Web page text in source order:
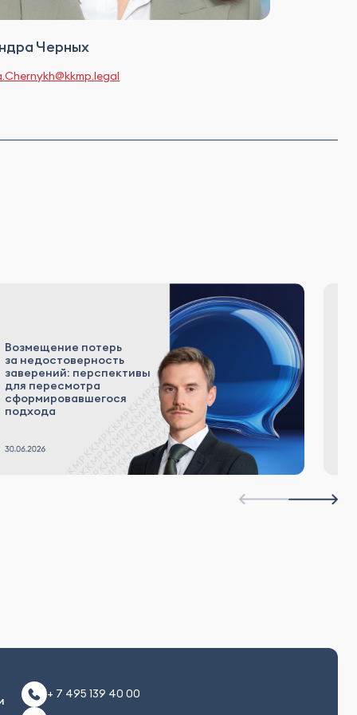
Черных
Возмещение потерь
за недостоверность
заверений: перспективы
для пересмотра
сформировавшегося
подхода
+ 7 495 139 40 00